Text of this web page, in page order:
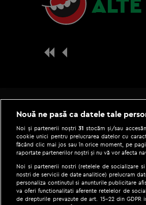
Nouă ne pasă ca datele tale
Noi și partenerii noștri31 stocăm și/sau
cookie unici pentru prelucrarea datelor cu
făcând clic mai jos sau în orice moment, pe
raportate partenerilor noștri și nu vă vor afecta
Noi si partenerii nostri (retelele de socializare
nostri de servicii de date analitice) prelucram
personaliza continutul si anunturile publicitare
va oferi functionalitati aferente retelelor de
de drepturile prevazute de art. 15-22 din